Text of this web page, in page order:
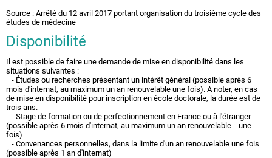
Source : Arrêté du 12 avril 2017 portant organisation du troisième cycle des
études de médecine
Disponibilité
Il est possible de faire une demande de mise en disponibilité dans les
situations suivantes :
- Études ou recherches présentant un intérêt général (possible après 6
mois d'internat, au maximum un an renouvelable une fois). A noter, en cas
de mise en disponibilité pour inscription en école doctorale, la durée est de
trois ans.
- Stage de formation ou de perfectionnement en France ou à l'étranger
(possible après 6 mois d'internat, au maximum un an renouvelable une
fois)
- Convenances personnelles, dans la limite d'un an renouvelable une fois
(possible après 1 an d'internat)